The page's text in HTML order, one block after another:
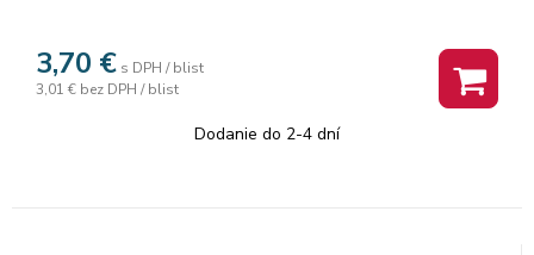
3,70 € s DPH / blist
3,01 € bez DPH / blist
Dodanie do 2-4 dní